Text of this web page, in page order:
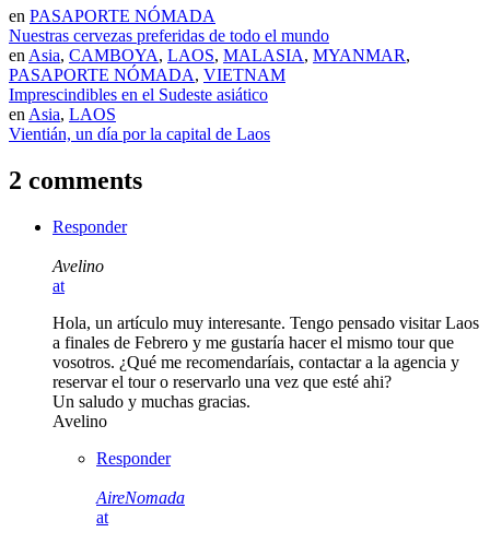
en PASAPORTE NÓMADA
Nuestras cervezas preferidas de todo el mundo
en Asia, CAMBOYA, LAOS, MALASIA, MYANMAR,
PASAPORTE NÓMADA, VIETNAM
Imprescindibles en el Sudeste asiático
en Asia, LAOS
Vientián, un día por la capital de Laos
2 comments
Responder
Avelino
at
Hola, un artículo muy interesante. Tengo pensado visitar Laos
a finales de Febrero y me gustaría hacer el mismo tour que
vosotros. ¿Qué me recomendaríais, contactar a la agencia y
reservar el tour o reservarlo una vez que esté ahi?
Un saludo y muchas gracias.
Avelino
Responder
AireNomada
at